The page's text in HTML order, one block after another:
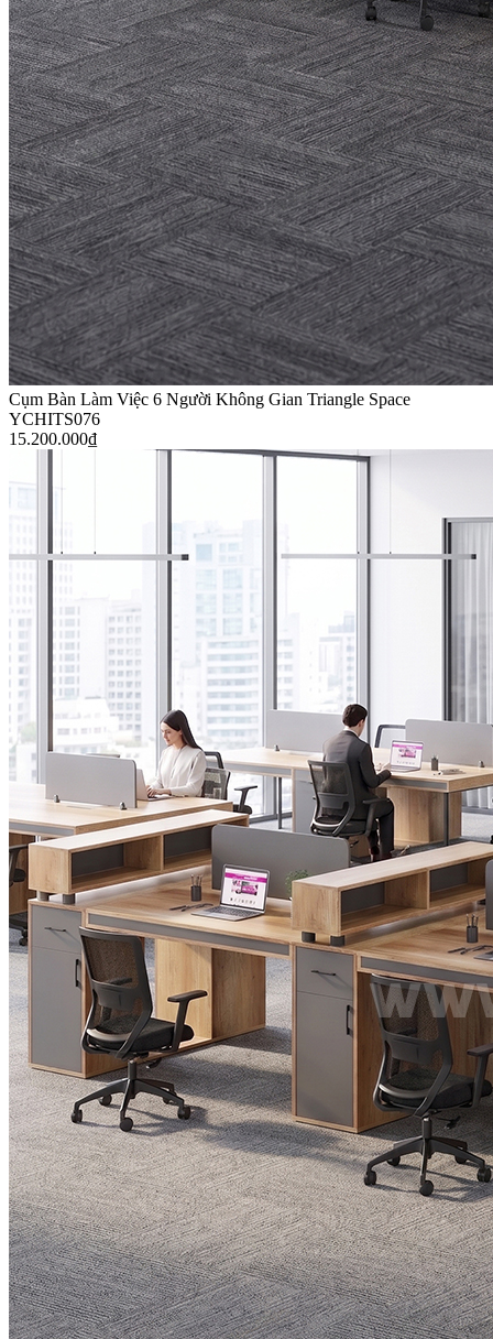
Cụm Bàn Làm Việc 6 Người Không Gian Triangle Space
YCHITS076
15.200.000₫